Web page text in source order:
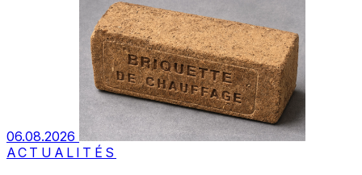
06.08.2026
ACTUALITÉS